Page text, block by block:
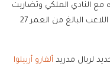
النادي الملكي وتضاربت
التقارير حول وضعه في "البرنابيو" ولم يلعب اللاعب البالغ من العمر 27
لريال مدريد ألفارو أربيلوا